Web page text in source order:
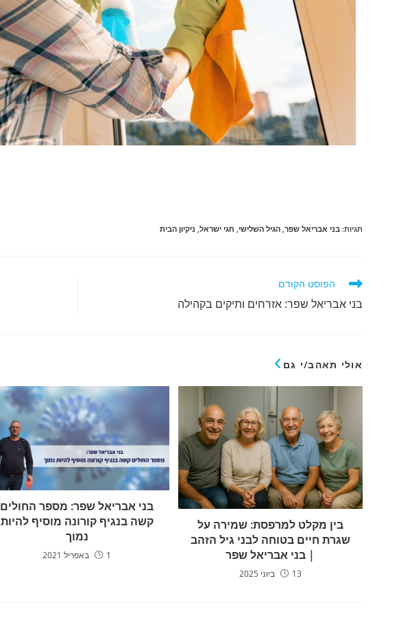
תגיות: בני אבריאל שפר הגיל השלישי חגי ישראל ניקיון הבית
הפוסט הקודם
בני אבריאל שפר: אזרחים ותיקים בקהילה
אולי תאהב/י גם
בני אבריאל שפר: מספר החולים
קשה בנגיף קורונה מוסיף להיות
נמוך
1 באפריל 2021
בין מקלט למרפסת: שמירה על
שגרת חיים בטוחה לבני גיל הזהב
| בני אבריאל שפר
13 ביוני 2025